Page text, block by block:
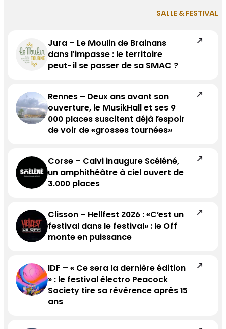
SALLE & FESTIVAL
Jura – Le Moulin de Brainans
dans l’impasse : le territoire
peut-il se passer de sa SMAC ?
Rennes – Deux ans avant son
ouverture, le MusikHall et ses 9
000 places suscitent déjà l’espoir
de voir de «grosses tournées»
Corse – Calvi inaugure Scéléné,
un amphithéâtre à ciel ouvert de
3.000 places
Clisson – Hellfest 2026 : «C’est un
festival dans le festival» : le Off
monte en puissance
IDF – « Ce sera la dernière édition
» : le festival électro Peacock
Society tire sa révérence après 15
ans